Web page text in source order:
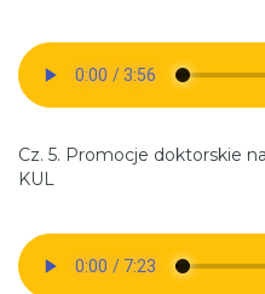
Cz. 5. Promocje doktorskie
KUL